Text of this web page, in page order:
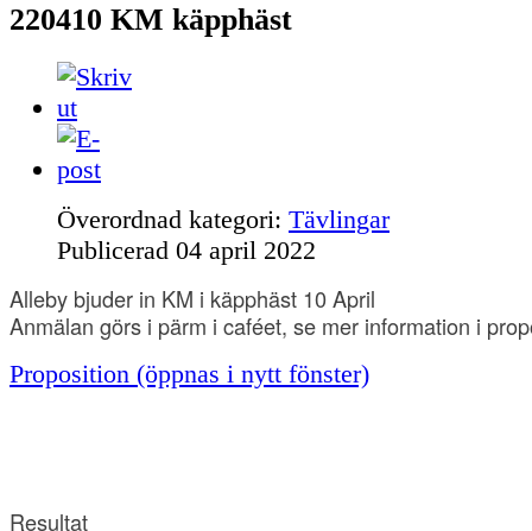
220410 KM käpphäst
Överordnad kategori: Tävlingar
Publicerad 04 april 2022
Alleby bjuder in KM i käpphäst 10 April
Anmälan görs i pärm i caféet, se mer information i
Proposition (öppnas i nytt fönster)
Resultat